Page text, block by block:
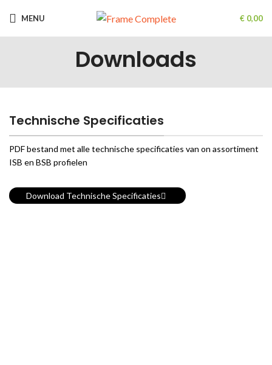
MENU € 0,00
Downloads
Technische Specificaties
PDF bestand met alle technische specificaties van on assortiment
ISB en BSB profielen
Download Technische Specificaties